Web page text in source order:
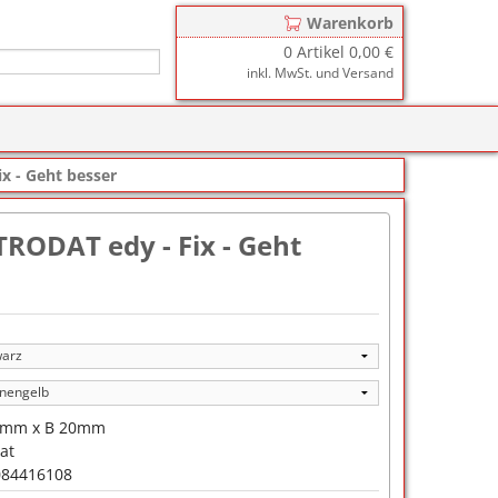
Warenkorb
0Artikel 0,00 €
inkl. MwSt. und Versand
für COLOP Printer
für COLOP Heavy Duty
für TRODAT Printy
III
Stempelfarbe
Farben
191
- Geht besser
edy - Fix - Geht
x B 20mm